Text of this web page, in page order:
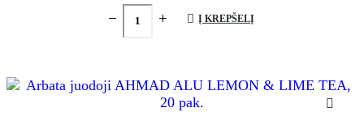
Į KREPŠELĮ